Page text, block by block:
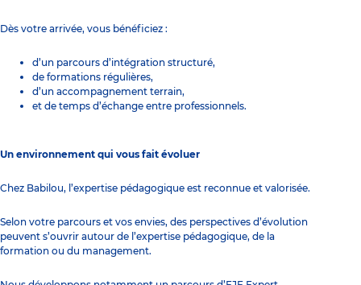
Dès votre arrivée, vous bénéficiez :
d’un parcours d’intégration structuré,
de formations régulières,
d’un accompagnement terrain,
et de temps d’échange entre professionnels.
Un environnement qui vous fait évoluer
Chez Babilou, l’expertise pédagogique est reconnue et valorisée.
Selon votre parcours et vos envies, des perspectives d’évolution
peuvent s’ouvrir autour de l’expertise pédagogique, de la
formation ou du management.